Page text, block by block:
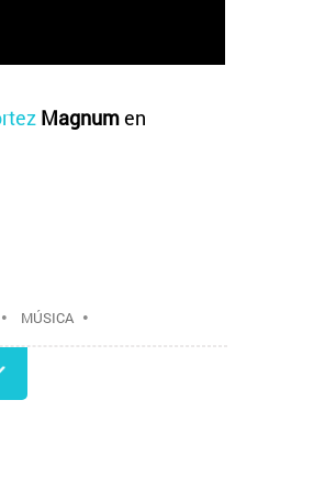
Magnumen
MÚSICA•